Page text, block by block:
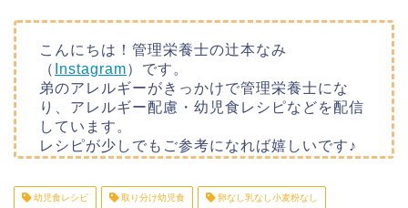
こんにちは！管理栄養士の辻本なみ
（ Instagram）です。
弟のアレルギーがきっかけで管理栄養士にな
り、アレルギー配慮・幼児食レシピなどを配信
しています。
レシピが少しでもご参考になれば嬉しいです♪
幼児食レシピ 取り分け幼児食 卵なし乳なし小麦粉なし